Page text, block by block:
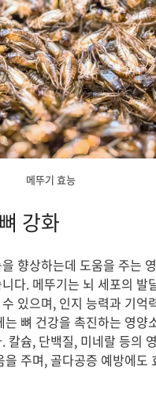
메뚜기 효능
강화
향상하는데 도움을 주는
다. 메뚜기는 뇌 세포의 발
있으며, 인지 능력과 기억
뼈 건강을 촉진하는 영양
칼슘, 단백질, 미네랄 등의
주며, 골다공증 예방에도